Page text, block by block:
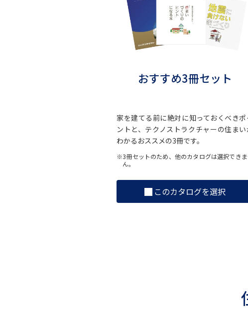
おすすめ3冊セット
家を建てる前に絶対に知っておくべきポ
ントと、テクノストラクチャーの住まい
わかるおススメの3冊です。
※3冊セットのため、他のカタログは選択でき
ん。
このカタログを選択